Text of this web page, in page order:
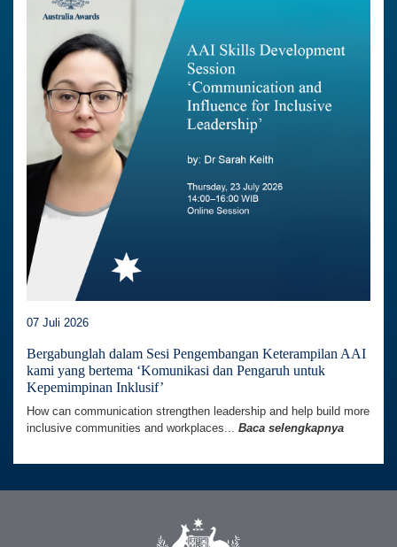
07 Juli 2026
Bergabunglah dalam Sesi Pengembangan Keterampilan AAI
kami yang bertema ‘Komunikasi dan Pengaruh untuk
Kepemimpinan Inklusif’
How can communication strengthen leadership and help build more
inclusive communities and workplaces... Baca selengkapnya